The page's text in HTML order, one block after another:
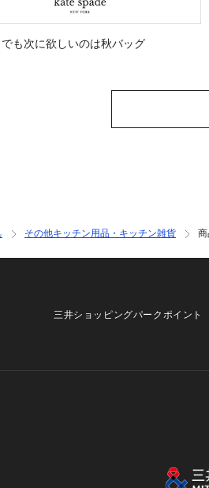
でも次に欲しいのは秋バッグ
その他キッチン用品・キッチン雑貨
三井ショッピングパークポイント
個人情報保護方針